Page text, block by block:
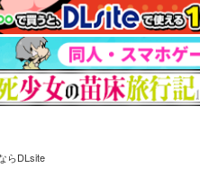
らDLsite